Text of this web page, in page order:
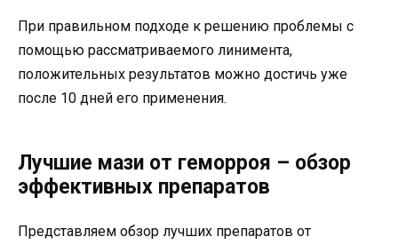
При правильном подходе к решению проблемы с
помощью рассматриваемого линимента,
положительных результатов можно достичь уже
после 10 дней его применения.
Лучшие мази от геморроя – обзор
эффективных препаратов
Представляем обзор лучших препаратов от